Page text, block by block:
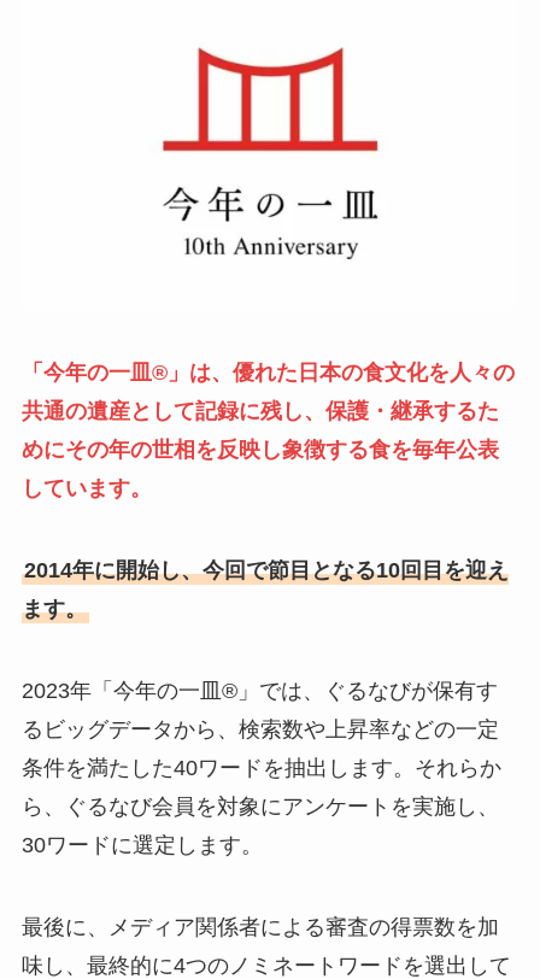
「今年の一皿®」は、優れた⽇本の⾷⽂化を⼈々の
共通の遺産として記録に残し、保護・継承するた
めにその年の世相を反映し象徴する食を毎年公表
しています。
2014年に開始し、今回で節目となる10回⽬を迎え
ます。
2023年「今年の一皿®」では、ぐるなびが保有す
るビッグデータから、検索数や上昇率などの⼀定
条件を満たした40ワードを抽出します。それらか
ら、ぐるなび会員を対象にアンケートを実施し、
30ワードに選定します。
最後に、メディア関係者による審査の得票数を加
味し、最終的に4つのノミネートワードを選出して